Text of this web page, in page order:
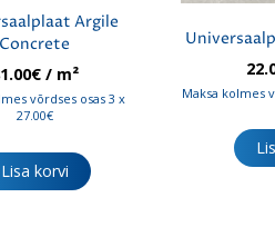
Argile
Concrete
€/ m²
võrdses osas 3 x
27.00€
Lisa korvi
Maksa kolmes